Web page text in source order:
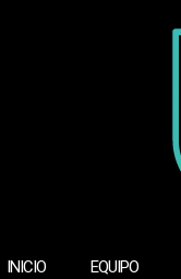
INICIO EQUIPO